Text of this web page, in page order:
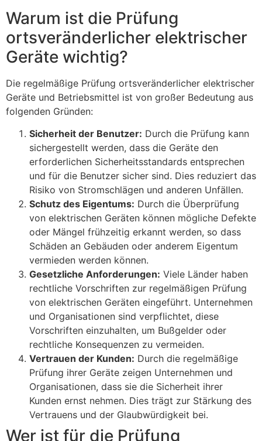
Warum ist die Prüfung
ortsveränderlicher elektrischer
Geräte wichtig?
Die regelmäßige Prüfung ortsveränderlicher elektrischer
Geräte und Betriebsmittel ist von großer Bedeutung aus
folgenden Gründen:
Sicherheit der Benutzer: Durch die Prüfung kann
sichergestellt werden, dass die Geräte den
erforderlichen Sicherheitsstandards entsprechen
und für die Benutzer sicher sind. Dies reduziert das
Risiko von Stromschlägen und anderen Unfällen.
Schutz des Eigentums: Durch die Überprüfung
von elektrischen Geräten können mögliche Defekte
oder Mängel frühzeitig erkannt werden, so dass
Schäden an Gebäuden oder anderem Eigentum
vermieden werden können.
Gesetzliche Anforderungen: Viele Länder haben
rechtliche Vorschriften zur regelmäßigen Prüfung
von elektrischen Geräten eingeführt. Unternehmen
und Organisationen sind verpflichtet, diese
Vorschriften einzuhalten, um Bußgelder oder
rechtliche Konsequenzen zu vermeiden.
Vertrauen der Kunden: Durch die regelmäßige
Prüfung ihrer Geräte zeigen Unternehmen und
Organisationen, dass sie die Sicherheit ihrer
Kunden ernst nehmen. Dies trägt zur Stärkung des
Vertrauens und der Glaubwürdigkeit bei.
Wer ist für die Prüfung